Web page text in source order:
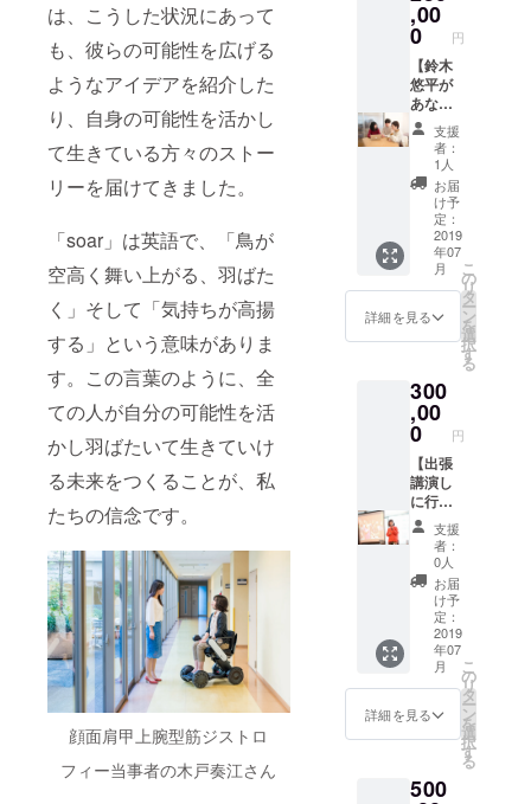
は、こうした状況にあって
も、彼らの可能性を広げる
ようなアイデアを紹介した
り、自身の可能性を活かし
て生きている方々のストー
リーを届けてきました。
「soar」は英語で、「鳥が
空高く舞い上がる、羽ばた
く」そして「気持ちが高揚
する」という意味がありま
す。この言葉のように、全
ての人が自分の可能性を活
かし羽ばたいて生きていけ
る未来をつくることが、私
たちの信念です。
顔面肩甲上腕型筋ジストロ
フィー当事者の木戸奏江さん
（6/22
（土）
14-16時
@東
京、
7/6（土
）14-16
時＠大
阪で開
催） ・
サイト
に名前
を掲載
させて
いただ
きます
（希望
ご記入
くださ
い
nightを
3セット
お届け
します
・サイ
トに名
前を掲
載させ
ていた
だきま
す（希
望者の
み） ※
掲載を
ご希望
の方
は、支
援時に
備考欄
望のお
名前を
ご記入
くださ
い
捗を伝
える
メール
マガジ
ンを月
１回お
届け
（2019
年12月
まで）
・soar
のロゴ
ステッ
カー5枚
をお送
りしま
す ・ブ
レンド
ハーブ
「soar
tea」の
mornin
g＆
nightを
3セット
お届け
します
・サイ
トに名
前を掲
載させ
ていた
だきま
す（希
望者の
み） ※
掲載を
ご希望
の方
援時に
できま
す（2時
間程
度、
2019年
6月以
降） ※
東京近
郊以外
の地域
の場合
は、オ
ンライ
ンでお
話しま
す ・代
表の工
藤から
お礼の
・サイ
トリ
ニュー
アルま
での進
捗を伝
える
メール
マガジ
ンを月
１回お
届け
（2019
年12月
まで）
・soar
のロゴ
ステッ
カー5枚
をお送
す ・ブ
,00
0 円
【鈴木
悠平が
あなた
の物語
を綴り
ます
コー
ス】 ・
理事で
ライ
ターの
鈴木悠
平があ
なたの
物語を
綴りま
間程度
のイン
タ
ビュー
取材1
回、そ
れを記
事にし
ます。
個人の
ストー
リーで
も、事
業内容
でも可
能。原
稿は
ウェブ
サイト
やブロ
で自由
支援
者：
1人
お届
け予
定：
2019
年07
月
詳細を見る
こ
の
リ
タ
ー
ン
を
選
択
す
る
300
,00
0 円
【出張
講演し
に行き
ます
コー
ス】 理
事の工
藤瑞穂
or 鈴木
悠平or
モリ
ジュン
ヤor碇
和生の
うち1名
が出張
行いま
支援
者：
0人
お届
け予
定：
2019
年07
月
詳細を見る
こ
の
リ
タ
ー
ン
を
選
択
す
る
500